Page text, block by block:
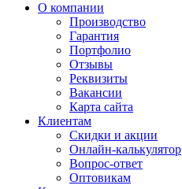
О компании
Производство
Гарантия
Портфолио
Отзывы
Реквизиты
Вакансии
Карта сайта
Клиентам
Скидки и акции
Онлайн-калькулятор
Вопрос-ответ
Оптовикам